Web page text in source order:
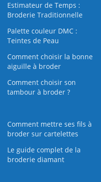
Estimateur de Temps :
Broderie Traditionnelle
Palette couleur DMC :
Teintes de Peau
Comment choisir la bonne
aiguille à broder
Comment choisir son
tambour à broder ?
Comment mettre ses fils à
broder sur cartelettes
Le guide complet de la
broderie diamant